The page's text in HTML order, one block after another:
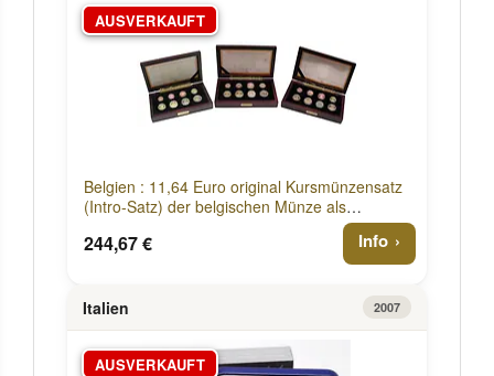
AUSVERKAUFT
Belgien : 11,64 Euro original Kursmünzensatz
(Intro-Satz) der belgischen Münze als
komplettes Set der Jahre 1999-2001- in
Holzkassetten + Sammelkassette für die Jahre
244,67 € Info
Italien 2007
AUSVERKAUFT